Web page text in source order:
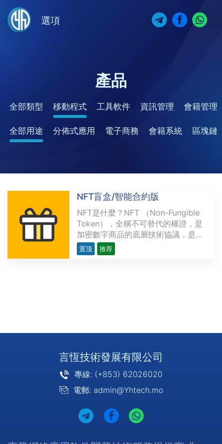
選項
產品
全部類型 移動程式 工具軟件 資訊管理 會籍管理
全部用途 分佈式應用 電子商務 會籍系統 區塊鏈
NFT盲盒/智能合約版
NFT是什麼？NFT （Non-Fungible
Token），全稱不可替代的權證，是
加密數字商品的底層技術協議，是以
區塊鏈技術為底層，用來表示數字作
品的唯一性，並可以永久存儲，具有
置顶 推荐
言恆技術發展有限公司
專線: (+853) 62026020
電郵: admin@Yhtech.mo